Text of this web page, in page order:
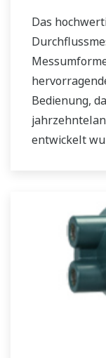
Das
Bedienung,
entwickelt